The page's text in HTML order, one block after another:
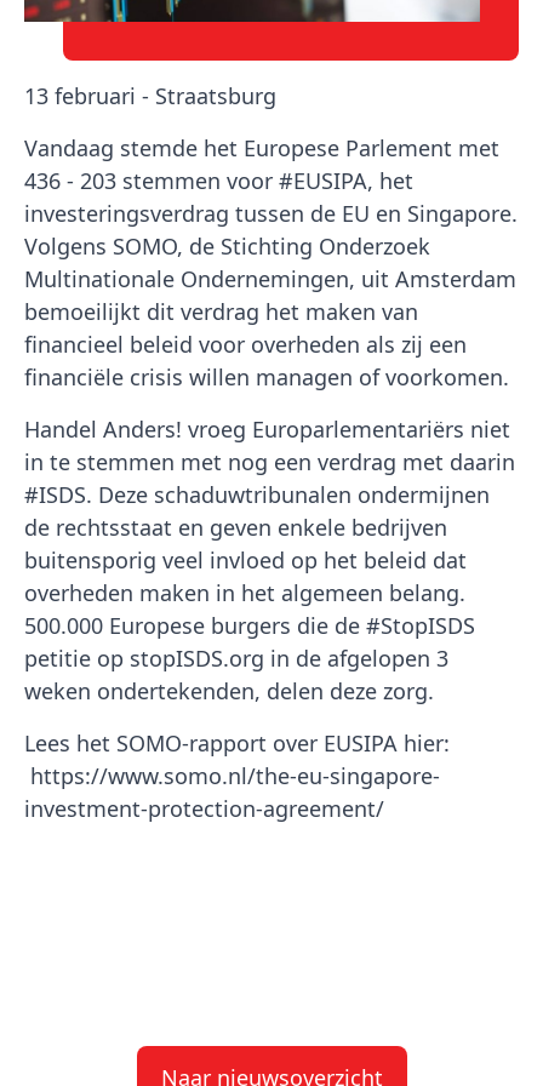
13 februari - Straatsburg
Vandaag stemde het Europese Parlement met
436 - 203 stemmen voor #EUSIPA, het
investeringsverdrag tussen de EU en Singapore.
Volgens SOMO, de Stichting Onderzoek
Multinationale Ondernemingen, uit Amsterdam
bemoeilijkt dit verdrag het maken van
financieel beleid voor overheden als zij een
financiële crisis willen managen of voorkomen.
Handel Anders! vroeg Europarlementariërs niet
in te stemmen met nog een verdrag met daarin
#ISDS. Deze schaduwtribunalen ondermijnen
de rechtsstaat en geven enkele bedrijven
buitensporig veel invloed op het beleid dat
overheden maken in het algemeen belang.
500.000 Europese burgers die de #StopISDS
petitie op stopISDS.org in de afgelopen 3
weken ondertekenden, delen deze zorg.
Lees het SOMO-rapport over EUSIPA hier:
https://www.somo.nl/the-eu-singapore-
investment-protection-agreement/
Naar nieuwsoverzicht